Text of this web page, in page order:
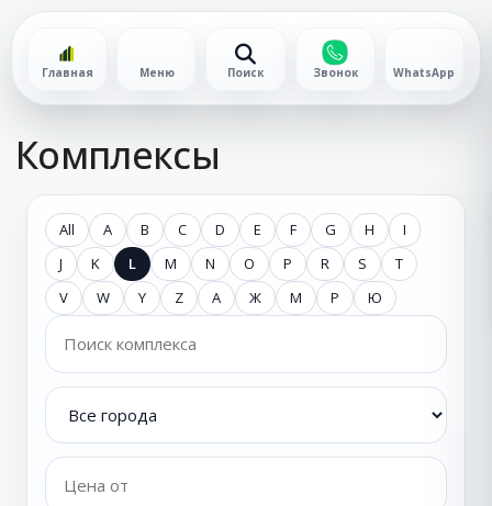
Главная Меню Поиск Звонок WhatsApp
Комплексы
All A B C D E F G H
I
J
K L M N O P R S
T
V
W Y Z А Ж М Р Ю